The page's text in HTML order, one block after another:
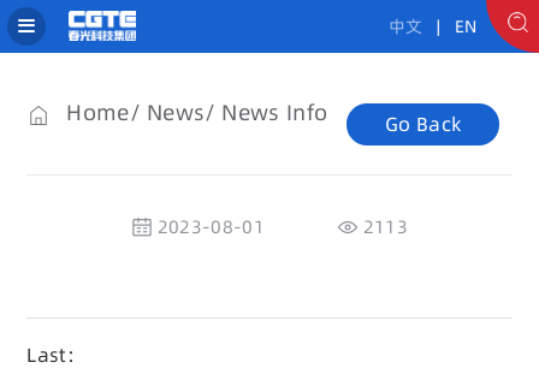
中文 | EN
Home News News Info Go Back
2023-08-01 2113
Last：